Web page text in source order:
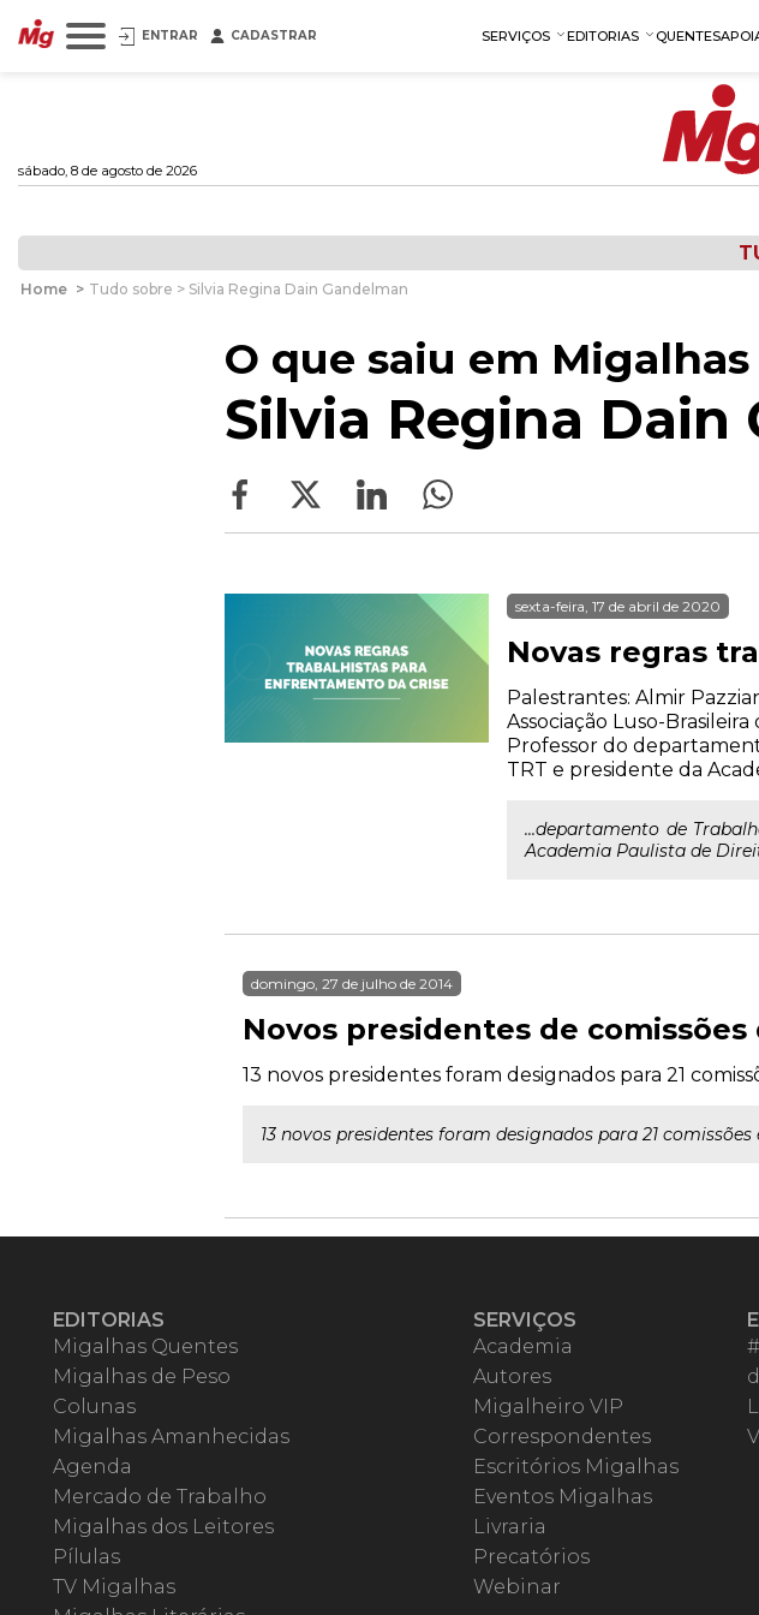
ENTRAR CADASTRAR SERVIÇOS EDITORIAS QUENTES
sábado, 8 de agosto de 2026
Home > Tudo sobre > Silvia Regina Dain Gandelman
O que saiu em
Silvia Regina Dain
sexta-feira, 17 de abril de 2020
Novas regras
Palestrantes: Almir
Associação Luso-
Professor do
TRT e presidente da
...departamento de
Academia Paulista de
domingo, 27 de julho de 2014
Novos presidentes de comissões
13 novos presidentes foram designados para 21
13 novos presidentes foram designados para 21
EDITORIAS
Migalhas Quentes
Migalhas de Peso
Colunas
Migalhas Amanhecidas
Agenda
Mercado de Trabalho
Migalhas dos Leitores
Pílulas
TV Migalhas
SERVIÇOS
Academia
Autores
Migalheiro VIP
Correspondentes
Escritórios Migalhas
Eventos Migalhas
Livraria
Precatórios
Webinar